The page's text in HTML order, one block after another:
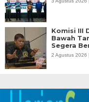
Komisi III
Bawah
Segera
2 Agustus 2026